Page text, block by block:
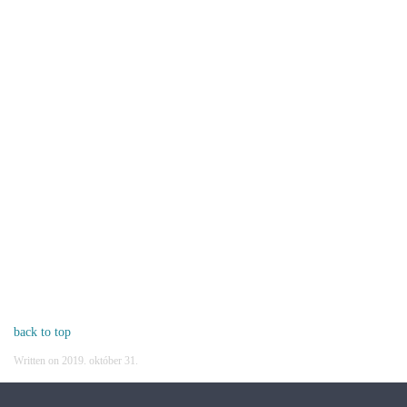
back to top
Written on 2019. október 31 .